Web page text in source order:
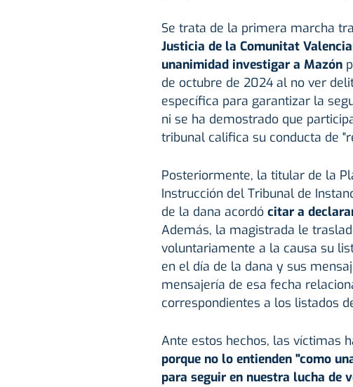
Se trata de la primera marcha
Justicia de la Comunitat
unanimidad investigar a Mazón
de octubre de 2024 al no ver
específica para garantizar la
ni se ha demostrado que
tribunal califica su conducta de
Posteriormente, la titular de la
Instrucción del Tribunal de
de la dana acordó citar a
Además, la magistrada le
voluntariamente a la causa su
en el día de la dana y sus
mensajería de esa fecha
correspondientes a los listados
Ante estos hechos, las víctimas
porque no lo entienden "como
para seguir en nuestra lucha de